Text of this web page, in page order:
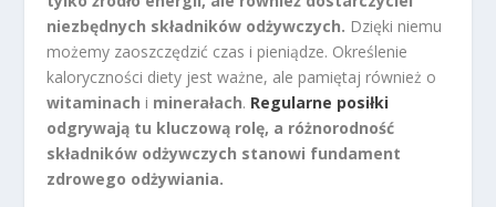
niezbędnych składników odżywczych. Dzięki niemu
możemy zaoszczędzić czas i pieniądze. Określenie
kaloryczności diety jest ważne, ale pamiętaj również o
witaminach i minerałach. Regularne posiłki
odgrywają tu kluczową rolę, a różnorodność
składników odżywczych stanowi fundament
zdrowego odżywiania.